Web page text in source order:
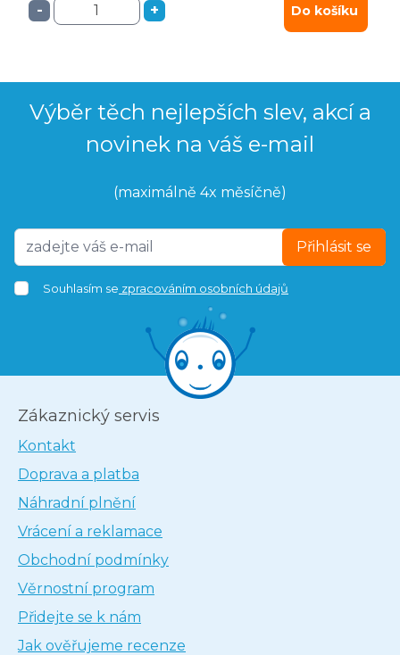
- + Do košíku
Výběr těch nejlepších slev, akcí a
novinek na váš e-mail
(maximálně 4x měsíčně)
Přihlásit se
Souhlasím se zpracováním osobních údajů
Zákaznický servis
Kontakt
Doprava a platba
Náhradní plnění
Vrácení a reklamace
Obchodní podmínky
Věrnostní program
Přidejte se k nám
Jak ověřujeme recenze